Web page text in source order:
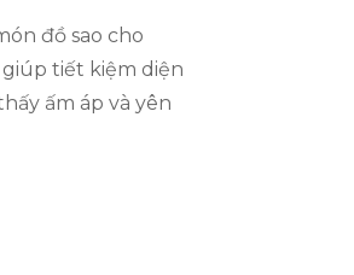
đồ sao cho
tiết kiệm diện
ấm áp và yên